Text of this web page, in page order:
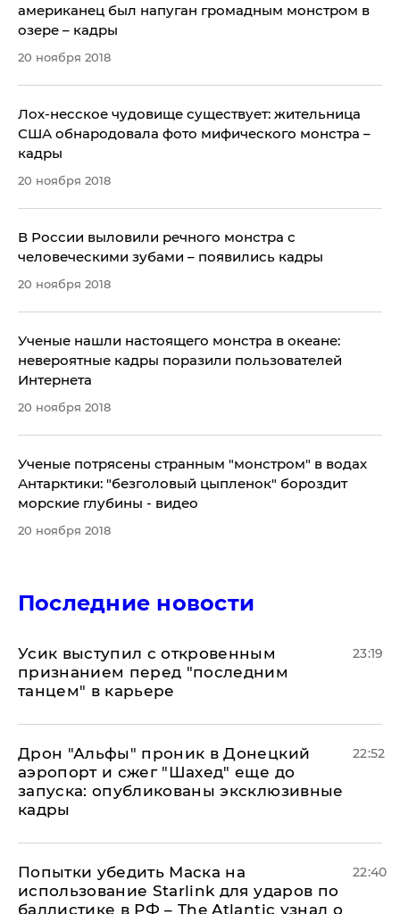
американец был напуган громадным монстром в
озере – кадры
20 ноября 2018
Лох-несское чудовище существует: жительница
США обнародовала фото мифического монстра –
кадры
20 ноября 2018
В России выловили речного монстра с
человеческими зубами – появились кадры
20 ноября 2018
Ученые нашли настоящего монстра в океане:
невероятные кадры поразили пользователей
Интернета
20 ноября 2018
Ученые потрясены странным "монстром" в водах
Антарктики: "безголовый цыпленок" бороздит
морские глубины - видео
20 ноября 2018
Последние новости
Усик выступил с откровенным
признанием перед "последним
танцем" в карьере
23:19
Дрон "Альфы" проник в Донецкий
аэропорт и сжег "Шахед" еще до
запуска: опубликованы эксклюзивные
кадры
22:52
Попытки убедить Маска на
использование Starlink для ударов по
баллистике в РФ – The Atlantic узнал о
22:40